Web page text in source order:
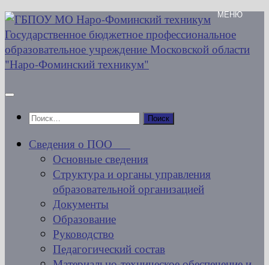
Перейти
к
содержимому
Найти:
Сведения о ПОО
Основные сведения
Структура и органы управления
образовательной организацией
Документы
Образование
Руководство
Педагогический состав